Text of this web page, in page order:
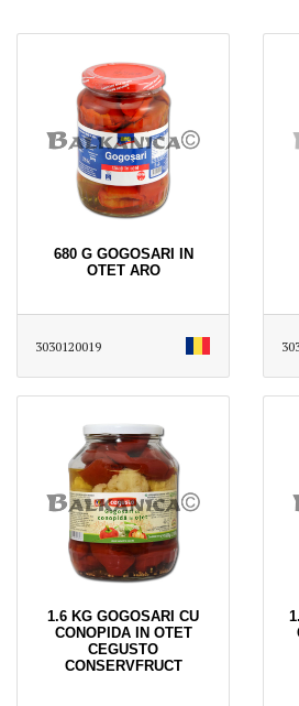
680 G GOGOSARI IN
OTET ARO
3030120019
1.6 KG GOGOSARI CU
CONOPIDA IN OTET
CEGUSTO
CONSERVFRUCT